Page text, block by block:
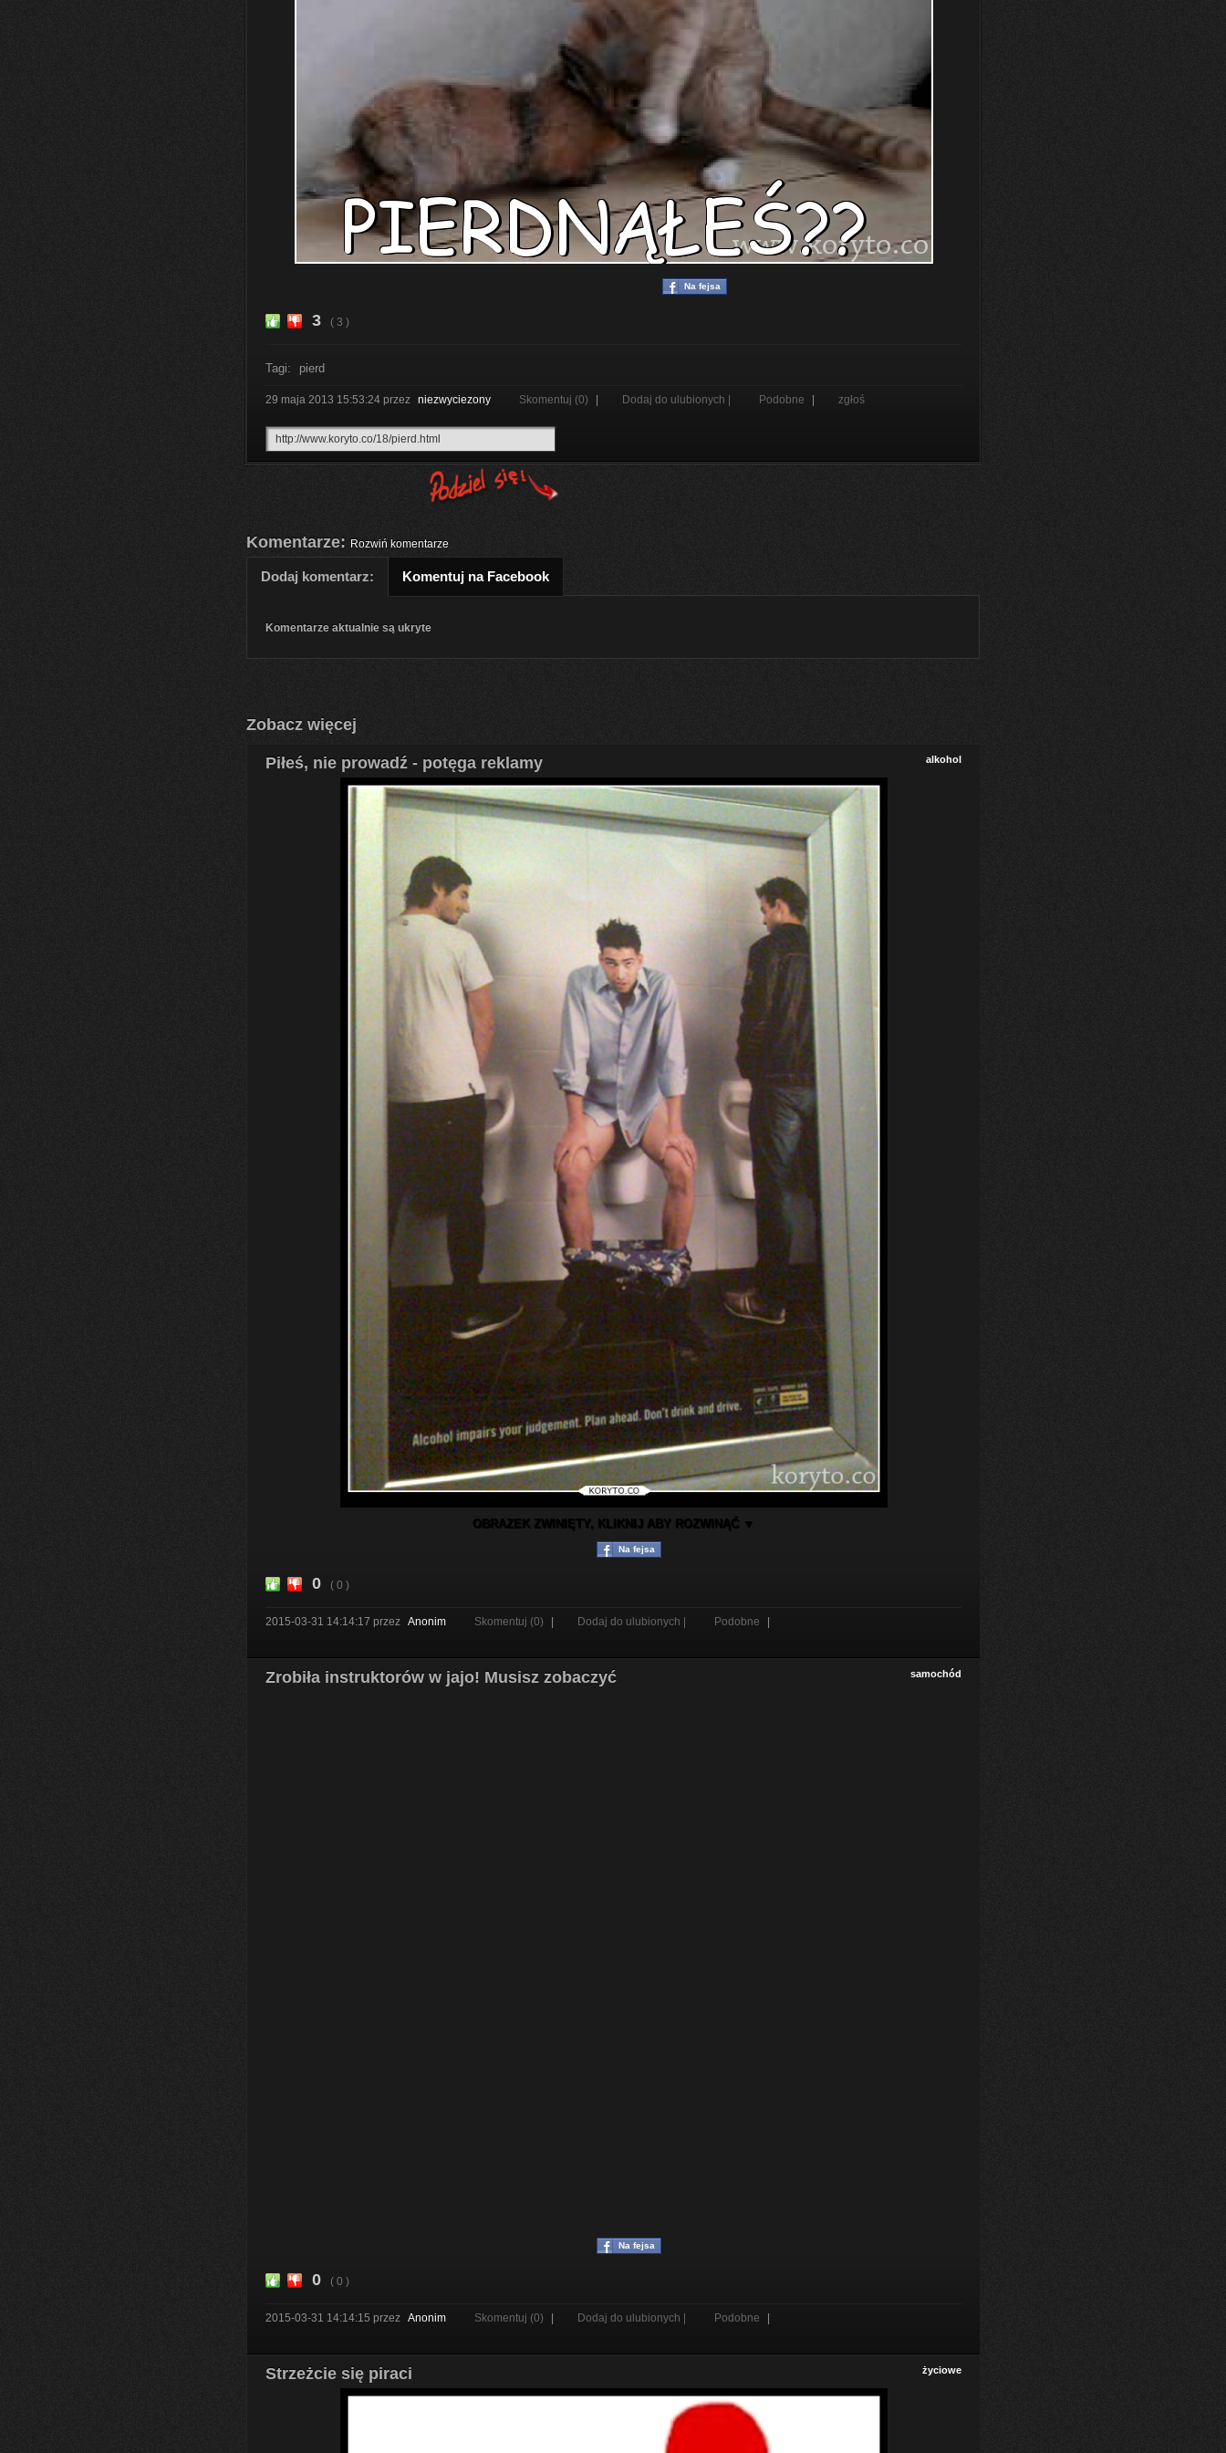
Na fejsa
3 ( 3 )
Tagi: pierd
29 maja 2013 15:53:24 przez niezwyciezony Skomentuj (0) Dodaj do ulubionych | Podobne zgłoś
Komentarze: Rozwiń komentarze
Dodaj komentarz: Komentuj na Facebook
Komentarze aktualnie są ukryte
Zobacz więcej
alkohol
Piłeś, nie prowadź - potęga reklamy
OBRAZEK ZWINIĘTY, KLIKNIJ ABY ROZWINĄĆ ▼
Na fejsa
0 ( 0 )
2015-03-31 14:14:17 przez Anonim Skomentuj (0) Dodaj do ulubionych | Podobne
samochód
Zrobiła instruktorów w jajo! Musisz zobaczyć
Na fejsa
0 ( 0 )
2015-03-31 14:14:15 przez Anonim Skomentuj (0) Dodaj do ulubionych | Podobne
życiowe
Strzeżcie się piraci